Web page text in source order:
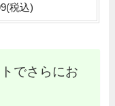
税込)
でさらにお